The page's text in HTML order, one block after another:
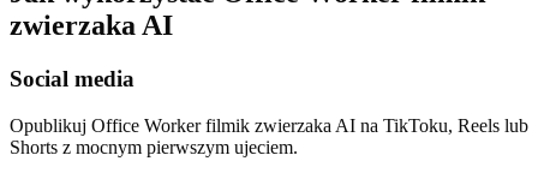
zwierzaka AI
Social media
Opublikuj Office Worker filmik zwierzaka AI na TikToku, Reels lub
Shorts z mocnym pierwszym ujeciem.